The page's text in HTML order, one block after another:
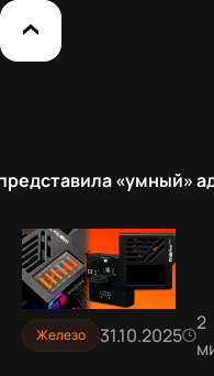
«умный»
Железо 31.10.2025
2